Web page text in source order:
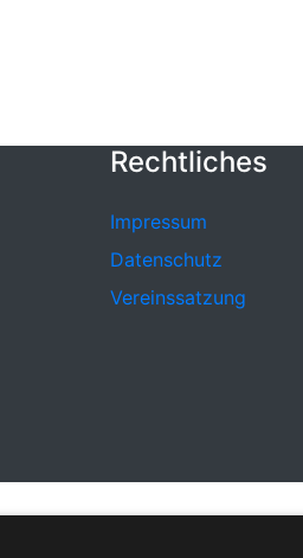
Rechtliches
Impressum
Datenschutz
Vereinssatzung